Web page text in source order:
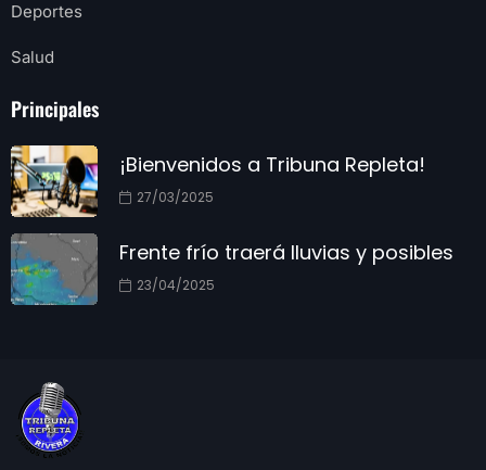
Deportes
Salud
Principales
¡Bienvenidos a Tribuna Repleta!
27/03/2025
Frente frío traerá lluvias y posibles
23/04/2025